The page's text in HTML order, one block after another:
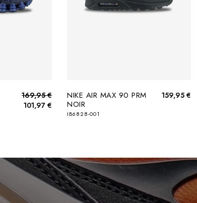
169,95 €
101,97 €
NIKE AIR MAX 90 PRM
NOIR
IB6828-001
159,95 €